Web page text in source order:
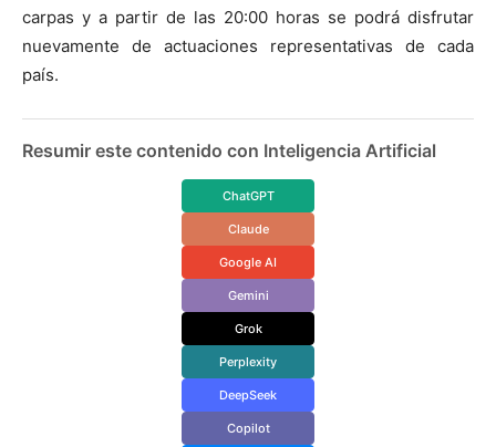
carpas y a partir de las 20:00 horas se podrá disfrutar
nuevamente de actuaciones representativas de cada
país.
Resumir este contenido con Inteligencia Artificial
ChatGPT
Claude
Google AI
Gemini
Grok
Perplexity
DeepSeek
Copilot